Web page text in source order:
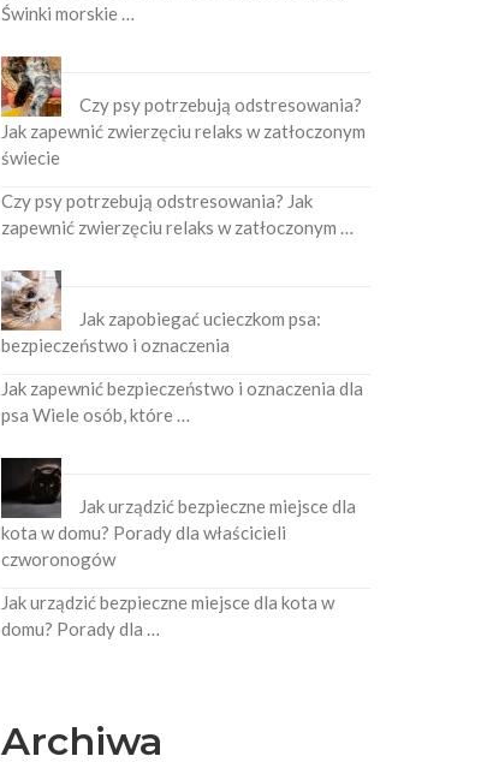
Świnki morskie …
Czy psy potrzebują odstresowania?
Jak zapewnić zwierzęciu relaks w zatłoczonym
świecie
Czy psy potrzebują odstresowania? Jak
zapewnić zwierzęciu relaks w zatłoczonym …
Jak zapobiegać ucieczkom psa:
bezpieczeństwo i oznaczenia
Jak zapewnić bezpieczeństwo i oznaczenia dla
psa Wiele osób, które …
Jak urządzić bezpieczne miejsce dla
kota w domu? Porady dla właścicieli
czworonogów
Jak urządzić bezpieczne miejsce dla kota w
domu? Porady dla …
Archiwa